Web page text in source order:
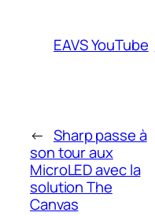
EAVS YouTube
← Sharp passe à
son tour aux
MicroLED avec la
solution The
Canvas